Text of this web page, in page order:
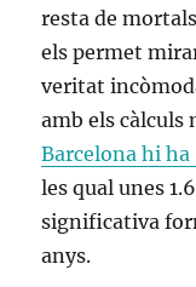
resta de
els permet
veritat
amb els càlculs
Barcelona hi ha
les qual unes
significativa
anys.